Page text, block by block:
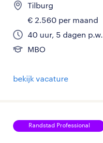
Tilburg
€ 2.560 per maand
40 uur, 5 dagen p.w.
MBO
bekijk vacature
Randstad Professional